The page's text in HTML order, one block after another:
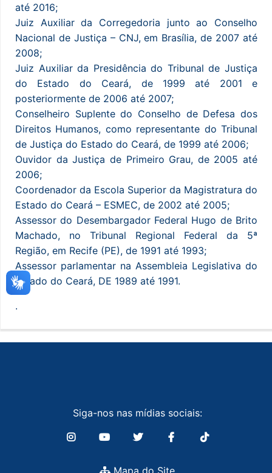
até 2016;
Juiz Auxiliar da Corregedoria junto ao Conselho
Nacional de Justiça – CNJ, em Brasília, de 2007 até
2008;
Juiz Auxiliar da Presidência do Tribunal de Justiça
do Estado do Ceará, de 1999 até 2001 e
posteriormente de 2006 até 2007;
Conselheiro Suplente do Conselho de Defesa dos
Direitos Humanos, como representante do Tribunal
de Justiça do Estado do Ceará, de 1999 até 2006;
Ouvidor da Justiça de Primeiro Grau, de 2005 até
2006;
Coordenador da Escola Superior da Magistratura do
Estado do Ceará – ESMEC, de 2002 até 2005;
Assessor do Desembargador Federal Hugo de Brito
Machado, no Tribunal Regional Federal da 5ª
Região, em Recife (PE), de 1991 até 1993;
Assessor parlamentar na Assembleia Legislativa do
Estado do Ceará, DE 1989 até 1991.
.
Siga-nos nas mídias sociais: